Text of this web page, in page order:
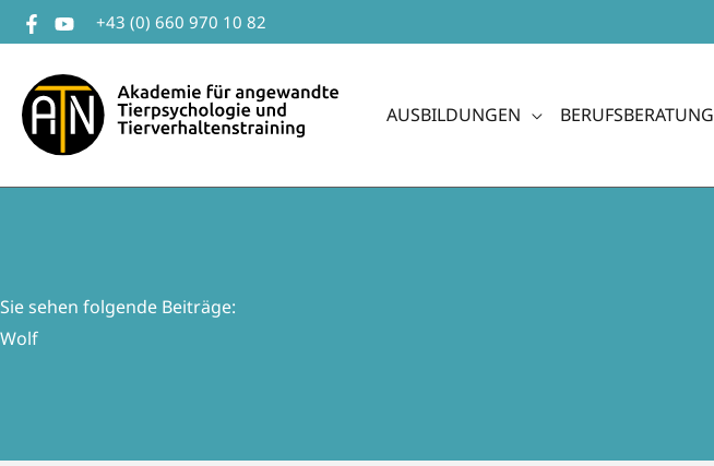
Zum
Inhalt
+43 (0) 660 970 10 82
AUSBILDUNGEN BERUFSBERATUNG
Sie sehen folgende Beiträge:
Wolf